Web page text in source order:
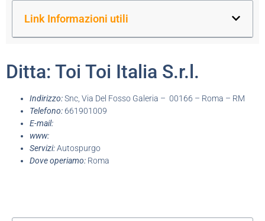
Link Informazioni utili
Ditta: Toi Toi Italia S.r.l.
Indirizzo:Snc, Via Del Fosso Galeria – 00166 – Roma – RM
Telefono: 661901009
E-mail:
www:
Servizi:Autospurgo
Dove operiamo: Roma